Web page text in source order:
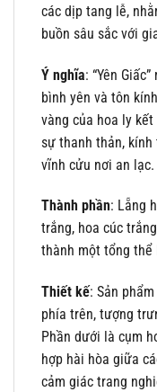
các dịp tang lễ,
buồn sâu sắc với
Ý nghĩa: “Yên
bình yên và tôn
vàng của hoa ly
sự thanh thản, kính
vĩnh cửu nơi an lạc.
Thành phần: Lẵng
trắng, hoa cúc
thành một tổng thể
Thiết kế: Sản
phía trên, tượng
Phần dưới là cụm
hợp hài hòa giữa
cảm giác trang